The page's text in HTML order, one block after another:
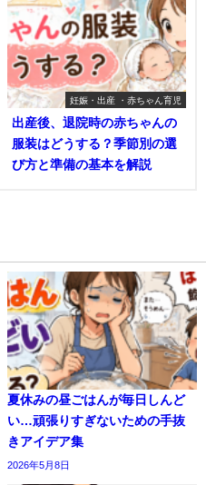
妊娠・出産 ・赤ちゃん育児
出産後、退院時の赤ちゃんの
服装はどうする？季節別の選
び方と準備の基本を解説
夏休みの昼ごはんが毎日しんど
い…頑張りすぎないための手抜
きアイデア集
2026年5月8日